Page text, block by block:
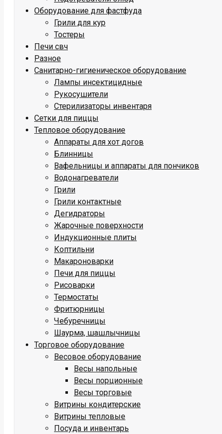
Оборудование для фастфуда
Грили для кур
Тостеры
Печи свч
Разное
Санитарно-гигиеническое оборудование
Лампы инсектицидные
Рукосушители
Стерилизаторы инвентаря
Сетки для пиццы
Тепловое оборудование
Аппараты для хот догов
Блинницы
Вафельницы и аппараты для пончиков
Водонагреватели
Грили
Грили контактные
Дегидраторы
Жарочные поверхности
Индукционные плиты
Коптильни
Макароноварки
Печи для пиццы
Рисоварки
Термостаты
Фритюрницы
Чебуречницы
Шаурма, шашлычницы
Торговое оборудование
Весовое оборудование
Весы напольные
Весы порционные
Весы торговые
Витрины кондитерские
Витрины тепловые
Посуда и инвентарь